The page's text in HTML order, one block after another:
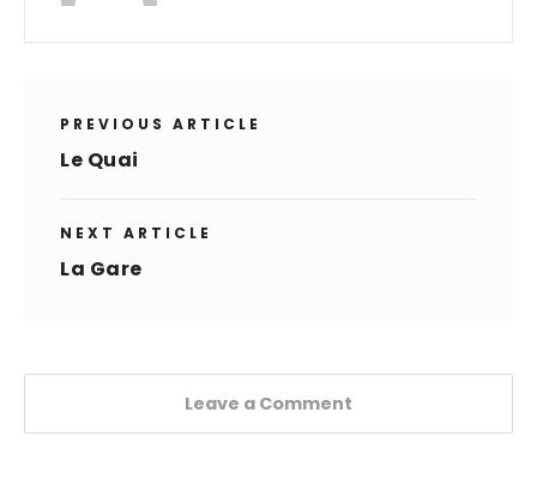
PREVIOUS ARTICLE
Le Quai
NEXT ARTICLE
La Gare
Leave a Comment